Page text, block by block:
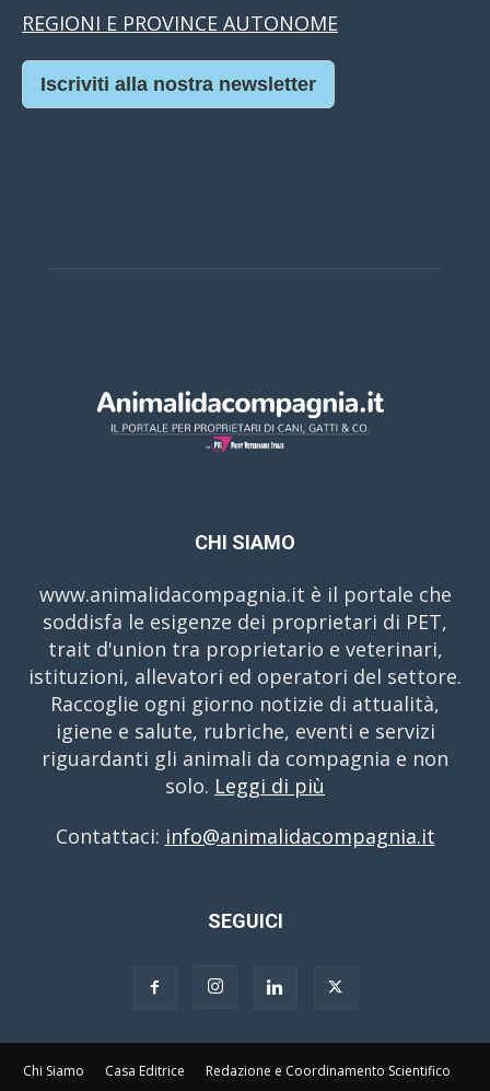
REGIONI E PROVINCE AUTONOME
Iscriviti alla nostra newsletter
CHI SIAMO
www.animalidacompagnia.it è il portale che
soddisfa le esigenze dei proprietari di PET,
trait d'union tra proprietario e veterinari,
istituzioni, allevatori ed operatori del settore.
Raccoglie ogni giorno notizie di attualità,
igiene e salute, rubriche, eventi e servizi
riguardanti gli animali da compagnia e non
solo. Leggi di più
Contattaci: info@animalidacompagnia.it
SEGUICI
Chi Siamo Casa Editrice
Redazione e Coordinamento Scientifico